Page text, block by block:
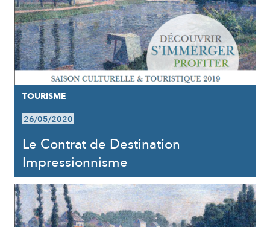
TOURISME
26/05/2020
Le Contrat de Destination
Impressionnisme